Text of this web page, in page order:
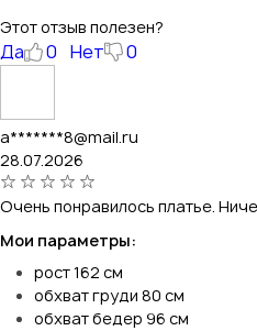
Этот отзыв полезен?
Да 0 Нет 0
a*******8@mail.ru
28.07.2026
Очень понравилось платье.
Мои параметры:
рост 162 см
обхват груди 80 см
обхват бедер 96 см